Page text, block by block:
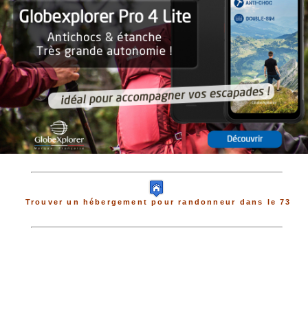
Trouver un hébergement pour randonneur dans le 73